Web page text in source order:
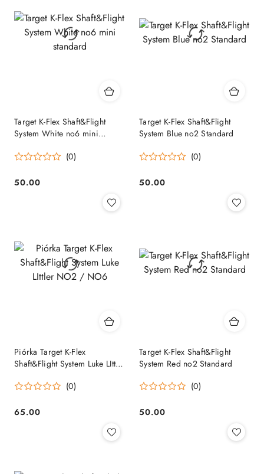
Target K-Flex Shaft&Flight
System White no6 mini
(0)
Cena:
50.00
Target K-Flex Shaft&Flight
System Blue no2 Standard
(0)
Cena:
50.00
Piórka Target K-Flex
Shaft&Flight System Luke LIttler
(0)
Cena:
65.00
Target K-Flex Shaft&Flight
System Red no2 Standard
(0)
Cena:
50.00